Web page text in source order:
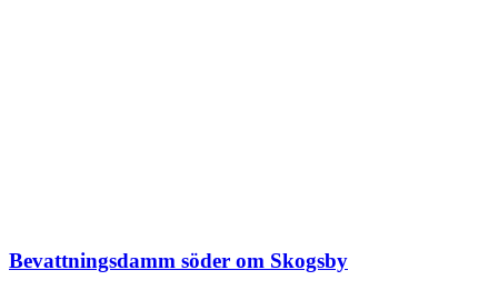
Bevattningsdamm söder om Skogsby